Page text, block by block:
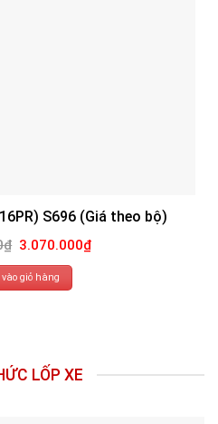
S696 (Giá theo bộ)
₫ Giá
gốc
là:
3.270.000₫.
3.070.000₫Giá
hiện
giỏ hàng
LỐP XE